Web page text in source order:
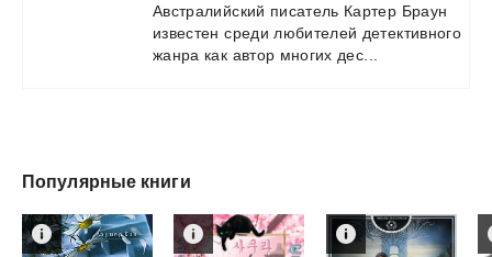
Австралийский писатель Картер Браун
известен среди любителей детективного
жанра как автор многих дес...
Популярные книги